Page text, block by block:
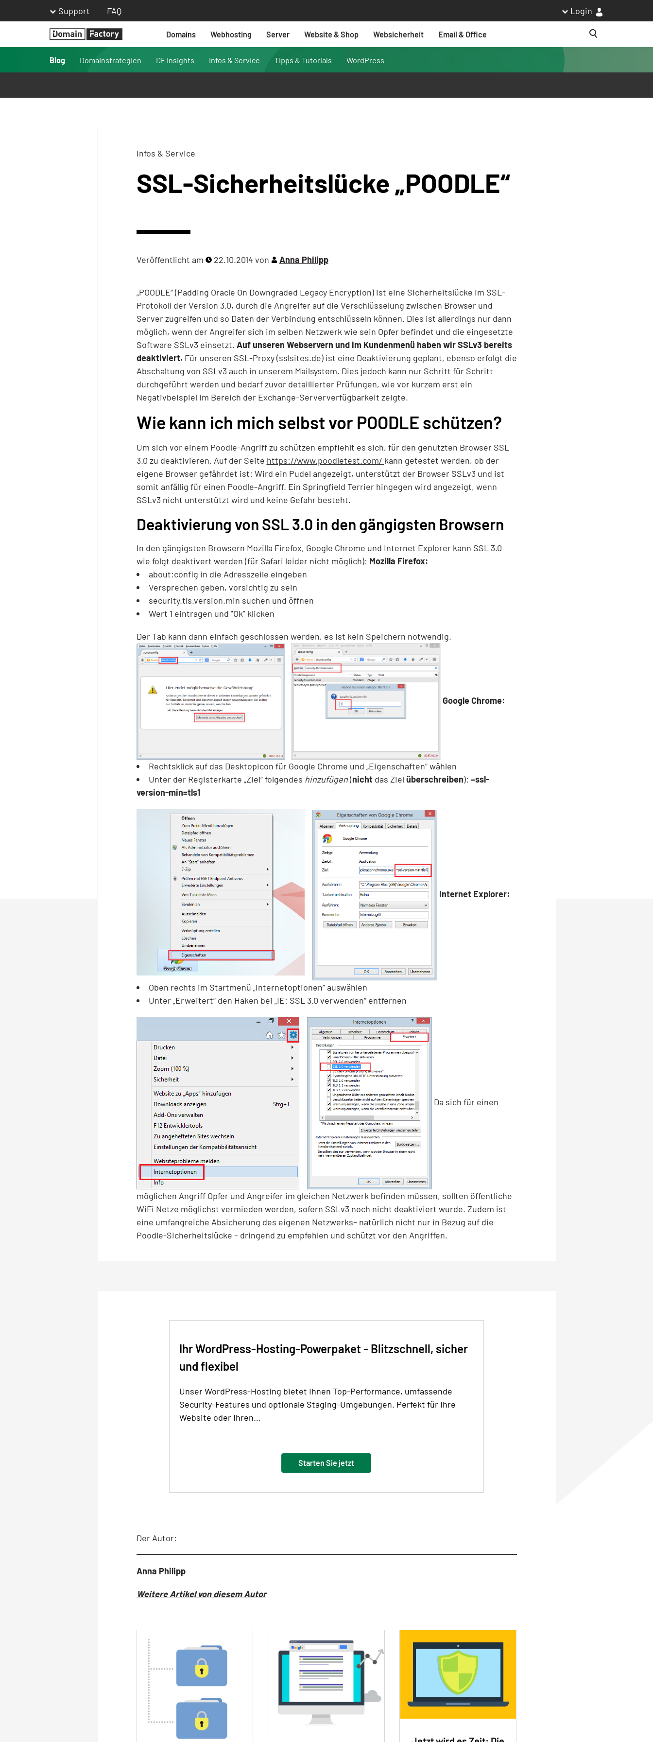
Support FAQ Login
Homepage
Domains Webhosting Server Website & Shop Websicherheit
Email & Office
Suche
Blog
Domainstrategien DF Insights Infos & Service Tipps & Tutorials WordPress
Infos & Service
SSL-Sicherheitslücke „POODLE“
Veröffentlicht am 22.10.2014 von Anna Philipp
„POODLE“ (Padding Oracle On Downgraded Legacy Encryption) ist eine Sicherheitslücke im SSL-
Protokoll der Version 3.0, durch die Angreifer auf die Verschlüsselung zwischen Browser und
Server zugreifen und so Daten der Verbindung entschlüsseln können. Dies ist allerdings nur dann
möglich, wenn der Angreifer sich im selben Netzwerk wie sein Opfer befindet und die eingesetzte
Software SSLv3 einsetzt. Auf unseren Webservern und im Kundenmenü haben wir SSLv3 bereits
deaktiviert. Für unseren SSL-Proxy (sslsites.de) ist eine Deaktivierung geplant, ebenso erfolgt die
Abschaltung von SSLv3 auch in unserem Mailsystem. Dies jedoch kann nur Schritt für Schritt
durchgeführt werden und bedarf zuvor detaillierter Prüfungen, wie vor kurzem erst ein
Negativbeispiel im Bereich der Exchange-Serververfügbarkeit zeigte.
Wie kann ich mich selbst vor POODLE schützen?
Um sich vor einem Poodle-Angriff zu schützen empfiehlt es sich, für den genutzten Browser SSL
3.0 zu deaktivieren. Auf der Seite https://www.poodletest.com/ kann getestet werden, ob der
eigene Browser gefährdet ist: Wird ein Pudel angezeigt, unterstützt der Browser SSLv3 und ist
somit anfällig für einen Poodle-Angriff. Ein Springfield Terrier hingegen wird angezeigt, wenn
SSLv3 nicht unterstützt wird und keine Gefahr besteht.
Deaktivierung von SSL 3.0 in den gängigsten Browsern
In den gängigsten Browsern Mozilla Firefox, Google Chrome und Internet Explorer kann SSL 3.0
wie folgt deaktivert werden (für Safari leider nicht möglich): Mozilla Firefox:
about:config in die Adresszeile eingeben
Versprechen geben, vorsichtig zu sein
security.tls.version.min suchen und öffnen
Wert 1 eintragen und "Ok" klicken
Der Tab kann dann einfach geschlossen werden, es ist kein Speichern notwendig.
Google Chrome:
Rechtsklick auf das Desktopicon für Google Chrome und „Eigenschaften“ wählen
Unter der Registerkarte „Ziel“ folgendes hinzufügen(nichtdas Ziel überschreiben): –ssl-
version-min=tls1
Internet Explorer:
Oben rechts im Startmenü „Internetoptionen“ auswählen
Unter „Erweitert“ den Haken bei „IE: SSL 3.0 verwenden“ entfernen
Da sich für einen
möglichen Angriff Opfer und Angreifer im gleichen Netzwerk befinden müssen, sollten öffentliche
WiFi Netze möglichst vermieden werden, sofern SSLv3 noch nicht deaktiviert wurde. Zudem ist
eine umfangreiche Absicherung des eigenen Netzwerks– natürlich nicht nur in Bezug auf die
Poodle-Sicherheitslücke – dringend zu empfehlen und schützt vor den Angriffen.
Ihr WordPress-Hosting-Powerpaket - Blitzschnell, sicher
und flexibel
Unser WordPress-Hosting bietet Ihnen Top-Performance, umfassende
Security-Features und optionale Staging-Umgebungen. Perfekt für Ihre
Website oder Ihren…
Starten Sie jetzt
Der Autor:
Anna Philipp
Weitere Artikel von diesem Autor